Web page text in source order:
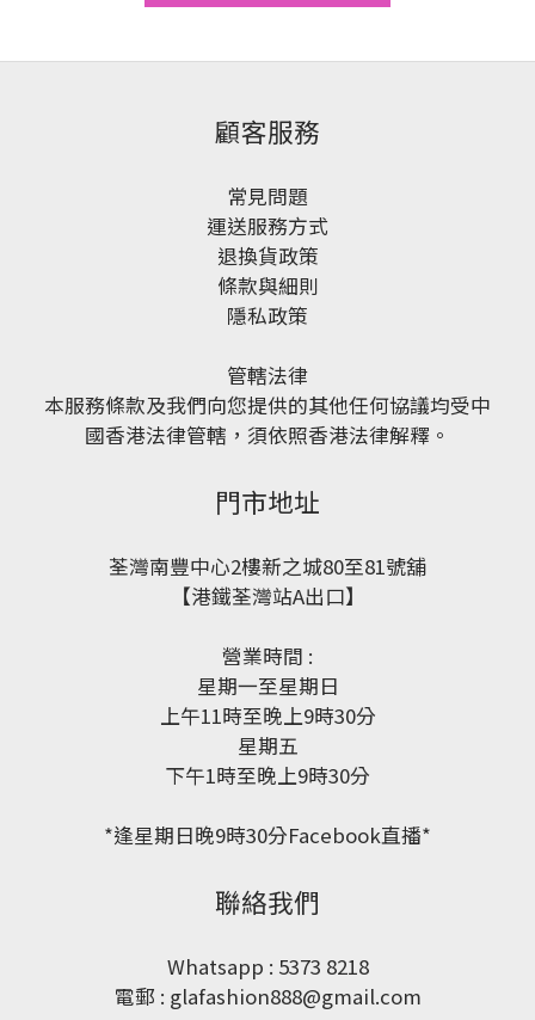
顧客服務
常見問題
運送服務方式
退換貨政策
條款與細則
隱私政策
管轄法律
本服務條款及我們向您提供的其他任何協議均受中
國香港法律管轄，須依照香港法律解釋。
門市地址
荃灣南豐中心2樓新之城80至81號舖
【港鐵荃灣站A出口】
營業時間 :
星期一至星期日
上午11時至晚上9時30分
星期五
下午1時至晚上9時30分
*逢星期日晚9時30分Facebook直播*
聯絡我們
Whatsapp : 5373 8218
電郵 : glafashion888@gmail.com